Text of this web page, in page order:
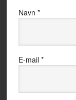
Navn *
E-mail *